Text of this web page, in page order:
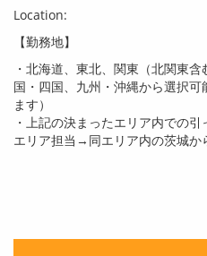
Location:
【勤務地】
・北海道、東北、関東（北関東
国・四国、九州・沖縄から選択
ます）
・上記の決まったエリア内での
エリア担当→同エリア内の茨城か